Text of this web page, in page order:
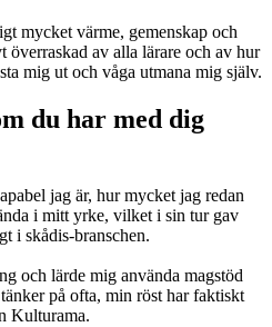
mycket värme, gemenskap och
av alla lärare och av hur
mig ut och våga utmana mig själv.
du har med dig
jag är, hur mycket jag redan
i mitt yrke, vilket i sin tur gav
i skådis-branschen.
och lärde mig använda magstöd
på ofta, min röst har faktiskt
Kulturama.